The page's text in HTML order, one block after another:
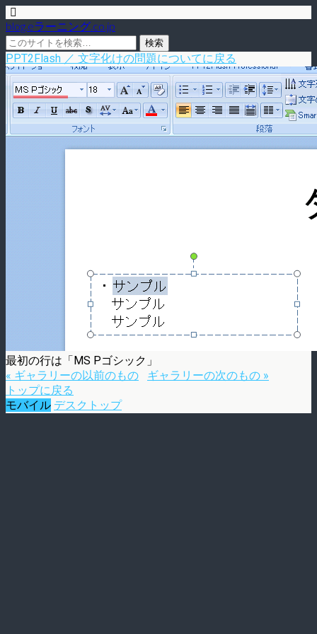
blog.eラーニング.co.jp
PPT2Flash ／ 文字化けの問題についてに戻る
最初の行は「MS Pゴシック」
« ギャラリーの以前のもの
ギャラリーの次のもの »
トップに戻る
モバイル デスクトップ